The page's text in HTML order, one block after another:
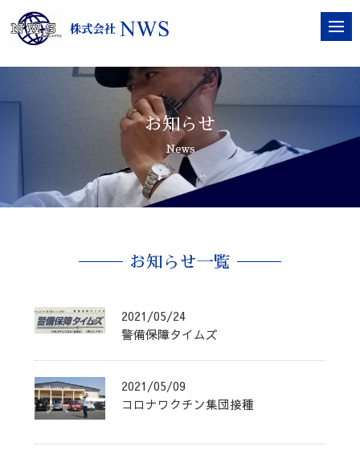
お知らせ
News
お知らせ一覧
2021/05/24
警備保障タイムズ
2021/05/09
コロナワクチン集団接種